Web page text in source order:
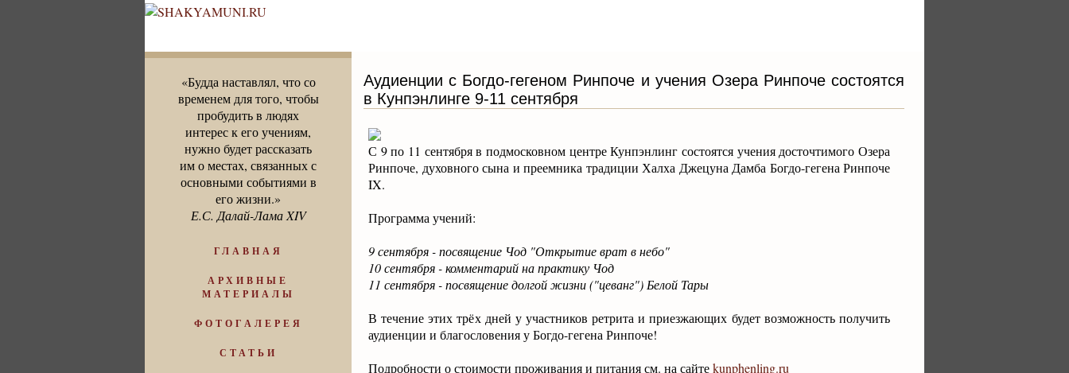
«Будда наставлял, что со
временем для того, чтобы
пробудить в людях
интерес к его учениям,
нужно будет рассказать
им о местах, связанных с
основными событиями в
его жизни.»
Е.С. Далай-Лама XIV
ГЛАВНАЯ
АРХИВНЫЕ
МАТЕРИАЛЫ
ФОТОГАЛЕРЕЯ
СТАТЬИ
Аудиенции с Богдо-гегеном Ринпоче и учения Озера Ринпоче состоятся
в Кунпэнлинге 9-11 сентября
С 9 по 11 сентября в подмосковном центре Кунпэнлинг состоятся учения досточтимого Озера
Ринпоче, духовного сына и преемника традиции Халха Джецуна Дамба Богдо-гегена Ринпоче
IX.
Программа учений:
9 сентября - посвящение Чод "Открытие врат в небо"
10 сентября - комментарий на практику Чод
11 сентября - посвящение долгой жизни ("цеванг") Белой Тары
В течение этих трёх дней у участников ретрита и приезжающих будет возможность получить
аудиенции и благословения у Богдо-гегена Ринпоче!
Подробности о стоимости проживания и питания см. на сайтеkunphenling.ru